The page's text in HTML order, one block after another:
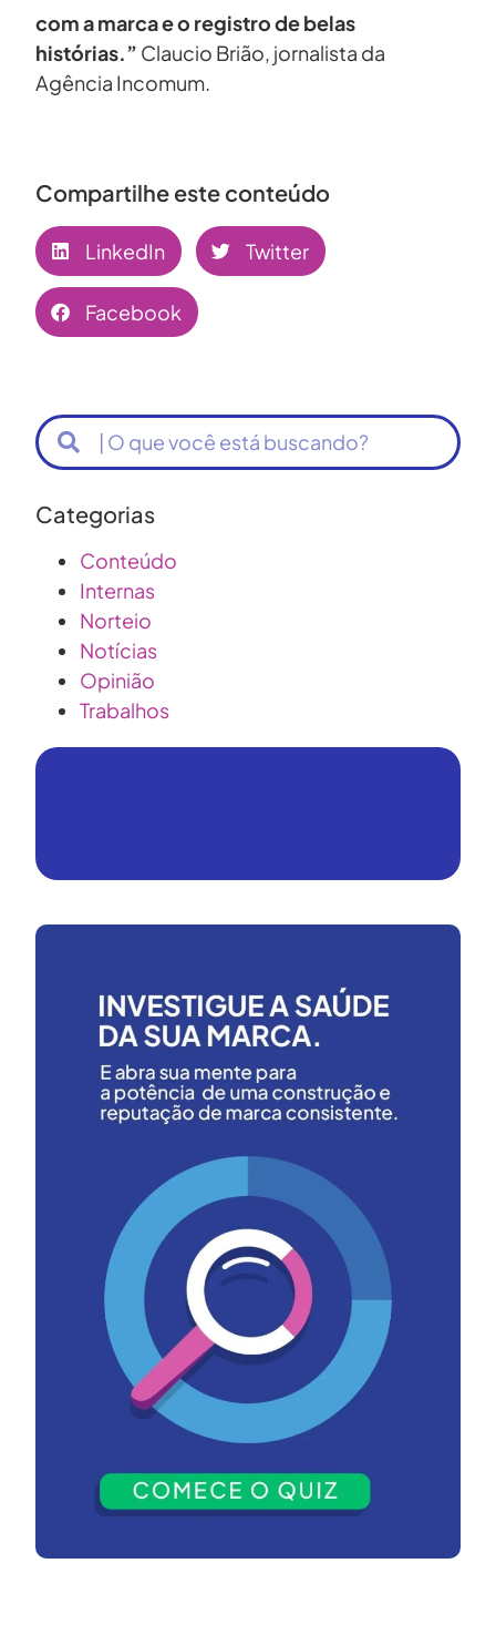
com a marca e o registro de belas
histórias.” Claucio Brião, jornalista da
Agência Incomum.
Compartilhe este conteúdo
LinkedIn Twitter
Facebook
Categorias
Conteúdo
Internas
Norteio
Notícias
Opinião
Trabalhos